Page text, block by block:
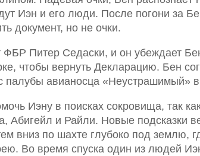
Иэн и его люди. После погони за
документ, но не очки.
ФБР Питер Седаски, и он убеждает
чтобы вернуть Декларацию. Бен
палубы авианосца «Неустрашимый» в
Иэну в поисках сокровища, так
Абигейл и Райли. Новые подсказки
вниз по шахте глубоко под землю,
Во время спуска один из людей